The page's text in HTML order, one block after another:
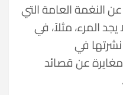
النغمة العامة التي
المرء، مثلاً، في
نشرتها في
عن قصائد
.